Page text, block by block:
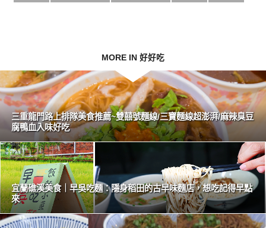
MORE IN 好好吃
三重龍門路上排隊美食推薦~雙囍號麵線/三寶麵線超澎湃/麻辣臭豆
腐鴨血入味好吃
宜蘭礁溪美食｜早吳吃麵：隱身稻田的古早味麵店，想吃記得早點
來